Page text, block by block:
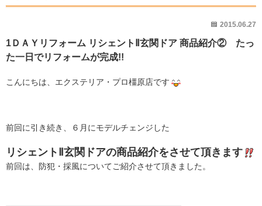
2015.06.27
1ＤＡＹリフォーム リシェントⅡ玄関ドア 商品紹介② たっ
た一日でリフォームが完成!!
こんにちは、エクステリア・プロ橿原店です
前回に引き続き、６月にモデルチェンジした
リシェントⅡ玄関ドアの商品紹介をさせて頂きます
前回は、防犯・採風についてご紹介させて頂きました。